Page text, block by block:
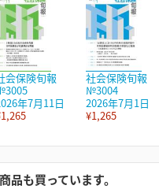
会保険旬報
年7月11日
社会保険旬報
№3004
2026年7月1日
¥1,265
品も買っています。